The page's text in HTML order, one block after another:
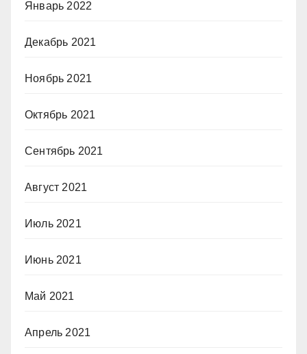
Январь 2022
Декабрь 2021
Ноябрь 2021
Октябрь 2021
Сентябрь 2021
Август 2021
Июль 2021
Июнь 2021
Май 2021
Апрель 2021